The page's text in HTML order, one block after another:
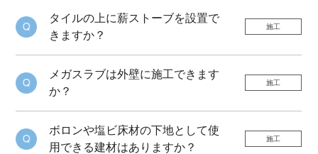
タイルの上に薪ストーブを設置で
きますか？
施工
メガスラブは外壁に施工できます
か？
施工
ボロンや塩ビ床材の下地として使
用できる建材はありますか？
施工